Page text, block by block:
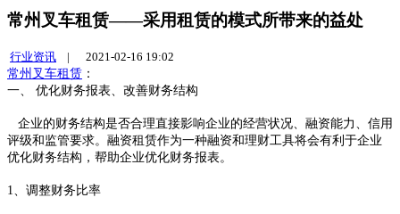
常州叉车租赁——采用租赁的模式所带来的益处
行业资讯 |
2021-02-16 19:02
常州叉车租赁 ：
一、 优化财务报表、改善财务结构
企业的财务结构是否合理直接影响企业的经营状况、融资能力、信用
评级和监管要求。融资租赁作为一种融资和理财工具将会有利于企业
优化财务结构，帮助企业优化财务报表。
1、调整财务比率